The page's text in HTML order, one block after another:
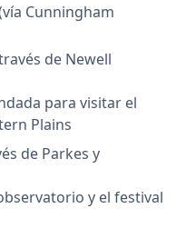
Cunningham
de Newell
para visitar el
Plains
de Parkes y
y el festival